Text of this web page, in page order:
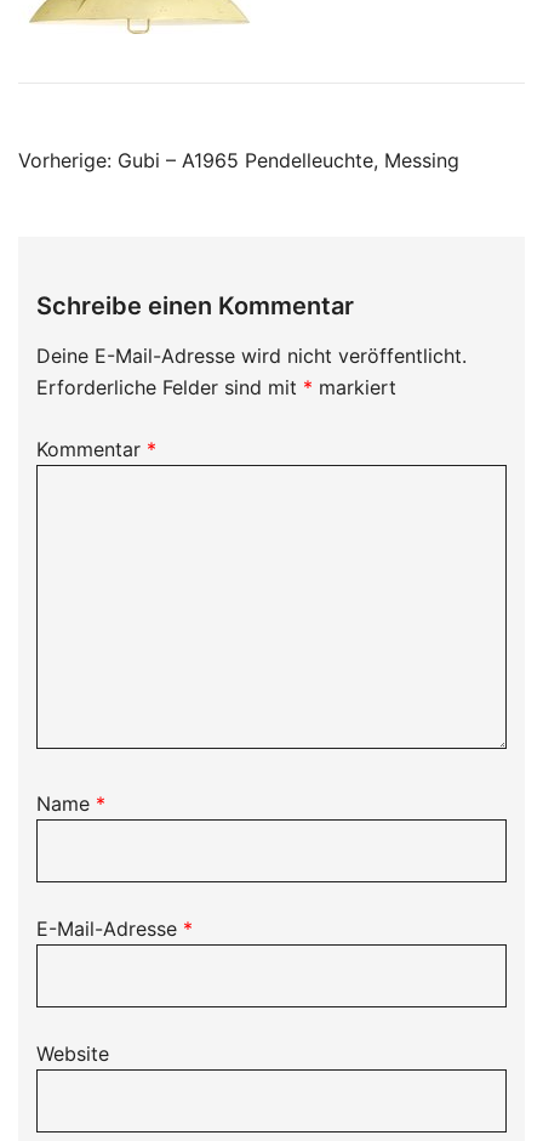
Beitragsnavigation
Vorherige: Gubi – A1965 Pendelleuchte, Messing
Schreibe einen Kommentar
Deine E-Mail-Adresse wird nicht veröffentlicht.
Erforderliche Felder sind mit * markiert
Kommentar *
Name *
E-Mail-Adresse *
Website